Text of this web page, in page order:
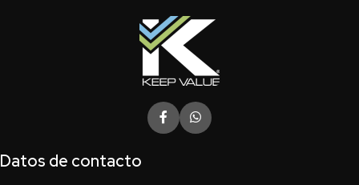
Datos de contacto